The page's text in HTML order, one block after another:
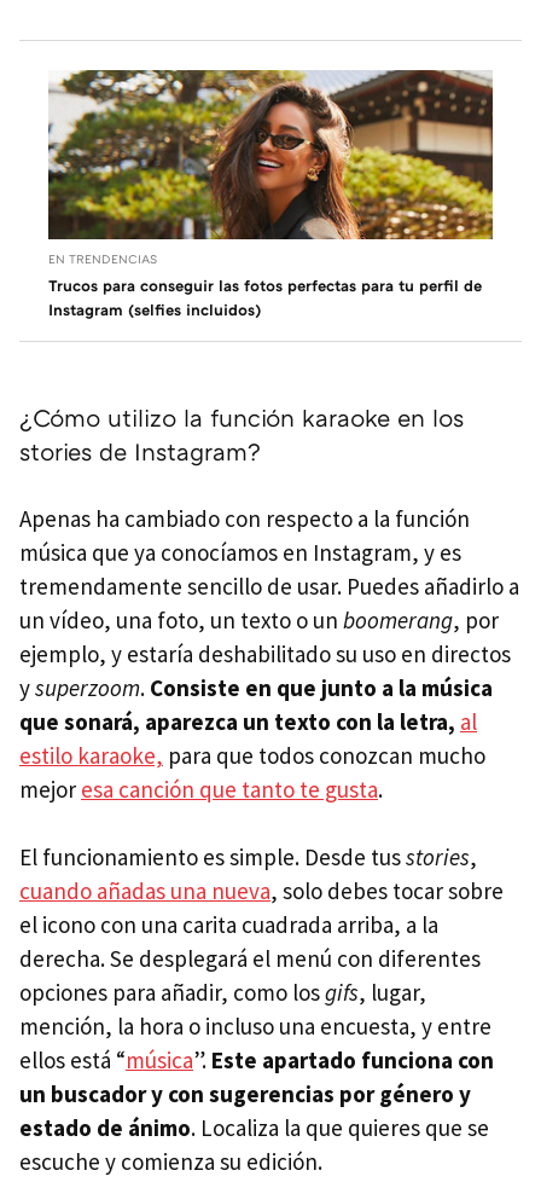
EN TRENDENCIAS
Trucos para conseguir las fotos perfectas para tu perfil de
Instagram (selfies incluidos)
¿Cómo utilizo la función karaoke en los
stories de Instagram?
Apenas ha cambiado con respecto a la función
música que ya conocíamos en Instagram, y es
tremendamente sencillo de usar. Puedes añadirlo a
un vídeo, una foto, un texto o un boomerang, por
ejemplo, y estaría deshabilitado su uso en directos
ysuperzoom. Consiste en que junto a la música
que sonará, aparezca un texto con la letra, al
estilo karaoke, para que todos conozcan mucho
mejor esa canción que tanto te gusta.
El funcionamiento es simple. Desde tusstories,
cuando añadas una nueva, solo debes tocar sobre
el icono con una carita cuadrada arriba, a la
derecha. Se desplegará el menú con diferentes
opciones para añadir, como losgifs, lugar,
mención, la hora o incluso una encuesta, y entre
ellos está “música”. Este apartado funciona con
un buscador y con sugerencias por género y
estado de ánimo. Localiza la que quieres que se
escuche y comienza su edición.